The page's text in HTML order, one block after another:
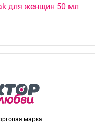
для женщин 50 мл
марка